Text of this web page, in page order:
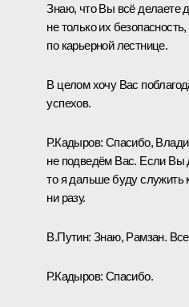
Знаю, что Вы всё делаете
не только их
по карьерной лестнице.
В целом хочу Вас
успехов.
Р.Кадыров: Спасибо,
не подведём Вас. Если Вы
то я дальше буду служить
ни разу.
В.Путин: Знаю, Рамзан.
Р.Кадыров: Спасибо.